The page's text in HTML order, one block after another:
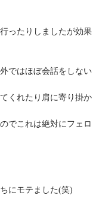
ったりしましたが効果
ではほぼ会話をしない
くれたり肩に寄り掛か
でこれは絶対にフェロ
にモテました(笑)